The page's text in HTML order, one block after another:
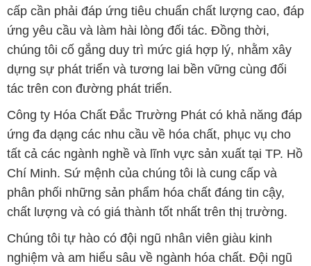
cấp cần phải đáp ứng tiêu chuẩn chất lượng cao, đáp
ứng yêu cầu và làm hài lòng đối tác. Đồng thời,
chúng tôi cố gắng duy trì mức giá hợp lý, nhằm xây
dựng sự phát triển và tương lai bền vững cùng đối
tác trên con đường phát triển.
Công ty Hóa Chất Đắc Trường Phát có khả năng đáp
ứng đa dạng các nhu cầu về hóa chất, phục vụ cho
tất cả các ngành nghề và lĩnh vực sản xuất tại TP. Hồ
Chí Minh. Sứ mệnh của chúng tôi là cung cấp và
phân phối những sản phẩm hóa chất đáng tin cậy,
chất lượng và có giá thành tốt nhất trên thị trường.
Chúng tôi tự hào có đội ngũ nhân viên giàu kinh
nghiệm và am hiểu sâu về ngành hóa chất. Đội ngũ